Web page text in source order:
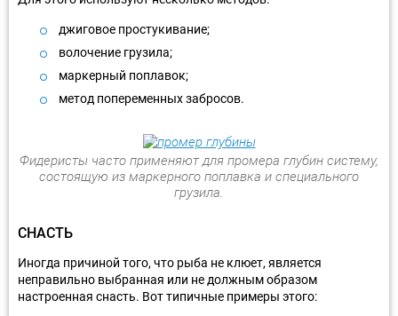
джиговое простукивание;
волочение грузила;
маркерный поплавок;
метод попеременных забросов.
Фидеристы часто применяют для промера глубин систему,
состоящую из маркерного поплавка и специального
грузила.
СНАСТЬ
Иногда причиной того, что рыба не клюет, является
неправильно выбранная или не должным образом
настроенная снасть. Вот типичные примеры этого: